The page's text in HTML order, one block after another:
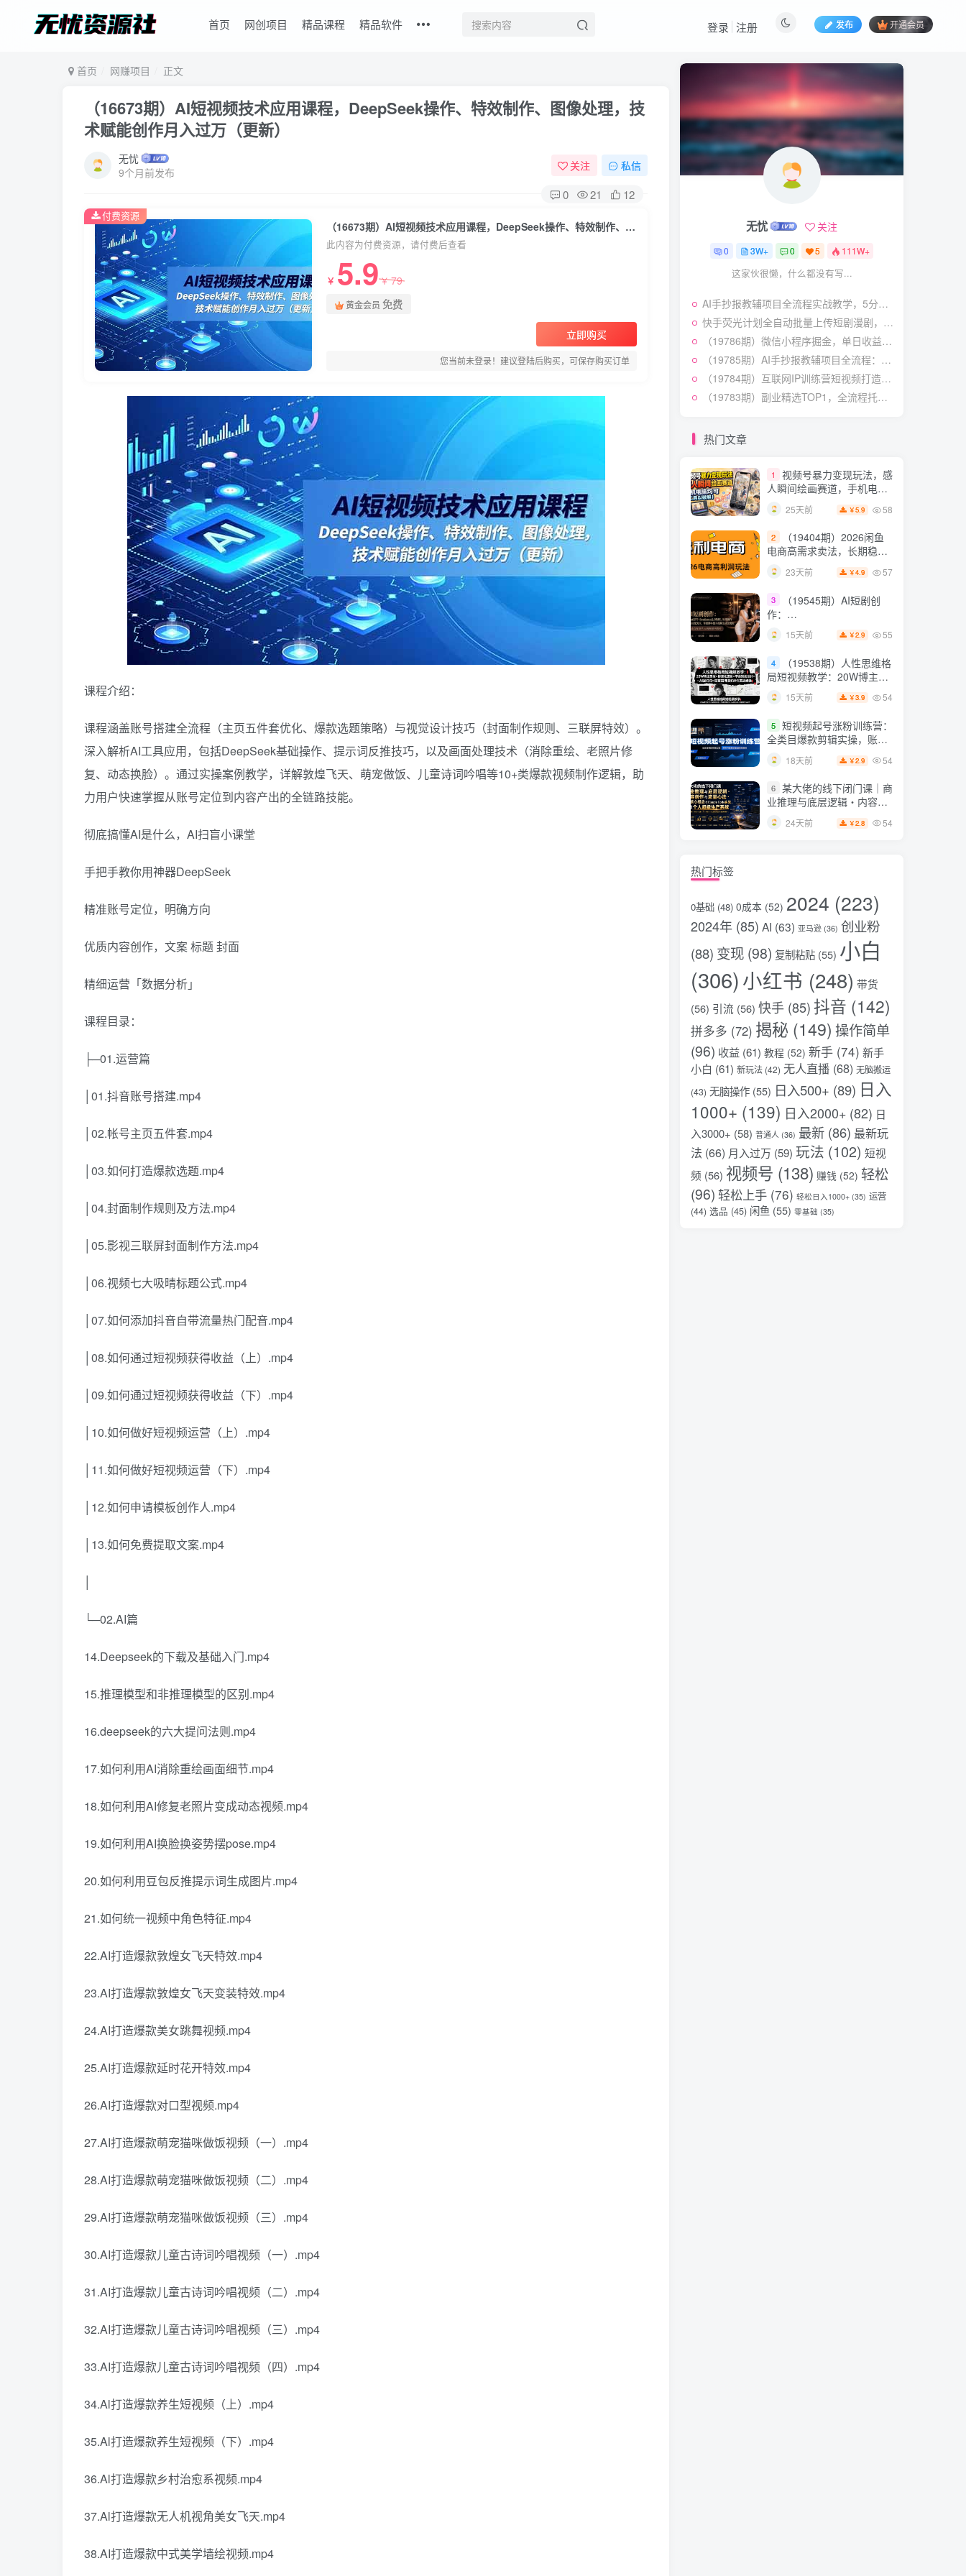
首页 网创项目 精品课程 精品软件 发布 开通会员
登录 注册
首页 网赚项目 正文
（16673期）AI短视频技术应用课程，DeepSeek操作、特效制作、图像处理，技
术赋能创作月入过万（更新）
无忧
9个月前发布
关注 私信
0 21 12
（16673期）AI短视频技术应用课程，DeepSeek操作、特效制作、图像处理，技术赋能创作月入过万（更新）
此内容为付费资源，请付费后查看
￥ 5.9￥79
黄金会员 免费
立即购买
您当前未登录！建议登陆后购买，可保存购买订单
付费资源
课程介绍：
课程涵盖账号搭建全流程（主页五件套优化、爆款选题策略）与视觉设计技巧（封面制作规则、三联屏特效）。
深入解析AI工具应用，包括DeepSeek基础操作、提示词反推技巧，以及画面处理技术（消除重绘、老照片修
复、动态换脸）。通过实操案例教学，详解敦煌飞天、萌宠做饭、儿童诗词吟唱等10+类爆款视频制作逻辑，助
力用户快速掌握从账号定位到内容产出的全链路技能。
彻底搞懂AI是什么，AI扫盲小课堂
手把手教你用神器DeepSeek
精准账号定位，明确方向
优质内容创作，文案 标题 封面
精细运营「数据分析」
课程目录：
├─01.运营篇
│01.抖音账号搭建.mp4
│02.帐号主页五件套.mp4
│03.如何打造爆款选题.mp4
│04.封面制作规则及方法.mp4
│05.影视三联屏封面制作方法.mp4
│06.视频七大吸晴标题公式.mp4
│07.如何添加抖音自带流量热门配音.mp4
│08.如何通过短视频获得收益（上）.mp4
│09.如何通过短视频获得收益（下）.mp4
│10.如何做好短视频运营（上）.mp4
│11.如何做好短视频运营（下）.mp4
│12.如何申请模板创作人.mp4
│13.如何免费提取文案.mp4
└─02.AI篇
14.Deepseek的下载及基础入门.mp4
15.推理模型和非推理模型的区别.mp4
16.deepseek的六大提问法则.mp4
17.如何利用AI消除重绘画面细节.mp4
18.如何利用AI修复老照片变成动态视频.mp4
19.如何利用AI换脸换姿势摆pose.mp4
20.如何利用豆包反推提示词生成图片.mp4
21.如何统一视频中角色特征.mp4
22.AI打造爆款敦煌女飞天特效.mp4
23.AI打造爆款敦煌女飞天变装特效.mp4
24.AI打造爆款美女跳舞视频.mp4
25.AI打造爆款延时花开特效.mp4
26.AI打造爆款对口型视频.mp4
27.AI打造爆款萌宠猫咪做饭视频（一）.mp4
28.AI打造爆款萌宠猫咪做饭视频（二）.mp4
29.AI打造爆款萌宠猫咪做饭视频（三）.mp4
30.AI打造爆款儿童古诗词吟唱视频（一）.mp4
31.AI打造爆款儿童古诗词吟唱视频（二）.mp4
32.AI打造爆款儿童古诗词吟唱视频（三）.mp4
33.AI打造爆款儿童古诗词吟唱视频（四）.mp4
34.Al打造爆款养生短视频（上）.mp4
35.Al打造爆款养生短视频（下）.mp4
36.Al打造爆款乡村治愈系视频.mp4
37.Al打造爆款无人机视角美女飞天.mp4
38.AI打造爆款中式美学墙绘视频.mp4
视频号暴力变现玩法，感
人瞬间绘画赛道，手机电脑
均可
25天前 ￥ 5.9 58
（19404期）2026闲鱼
电商高需求卖法，长期稳定
3 （19545期）AI短剧创
作：
ChatGPT+Seedance2.0教
程，从零制作恶毒女配短
全流程
15天前
4
（19538期）人性思维格
局短视频教学：20W博主亲
授×标准化流程×字幕封面设
计×AI提示词×橱窗带货6W
件实战经验
15天前
5 短视频起号涨粉训练营：
全类目爆款剪辑实操，账号
节奏规划复盘落地教程
18天前 ￥2.9
个人超级生产系统【录音
+图片】
无忧 关注
0 3W+ 0 5 111W+
这家伙很懒，什么都没有写...
AI手抄报教辅项目全流程实战教学，5分钟做的一套手抄报，卖了2000多份，操作简单，月入1W+
快手荧光计划全自动批量上传短剧漫剧，每天轻松几张【揭秘】
（19786期）微信小程序掘金，单日收益稳定300+，四种收入来源，真正的靠谱可落地项目
（19785期）AI手抄报教辅项目全流程：对标拆解×封面制作×AI原创内容×多平台发布×私域引流×网盘变现
（19784期）互联网IP训练营短视频打造课；先忘掉错误认知，解析百亿曝光真相，重新树立内容创作方向感与收入模型认知
（19783期）副业精选TOP1，全流程托管，24小时见收益，单号轻松日入500+
热门文章
1
视频号暴力变现玩法，感
人瞬间绘画赛道，手机电脑
均可
25天前 ￥5.9 58
2
（19404期）2026闲鱼
电商高需求卖法，长期稳定
可做，一单利润300
23天前 ￥4.9 57
3
（19545期）AI短剧创
作：
ChatGPT+Seedance2.0教
程，从零制作恶毒女配短
全流程
15天前 ￥2.9 55
4
（19538期）人性思维格
局短视频教学：20W博主亲
授×标准化流程×字幕封面设
计×AI提示词×橱窗带货6W
件实战经验
15天前 ￥3.9 54
5 短视频起号涨粉训练营：
全类目爆款剪辑实操，账号
节奏规划复盘落地教程
18天前 ￥2.9 54
6 某大佬的线下闭门课｜商
业推理与底层逻辑・内容创
作与流量心法・AI核心概念
与Claude Code实战，打造
24天前 ￥2.8 54
热门标签
0基础 (48) 0成本 (52) 2024 (223)
2024年 (85) AI (63) 亚马逊 (36) 创业粉
(88) 变现 (98) 复制粘贴 (55) 小白
(306)小红书 (248) 带货
(56) 引流 (56) 快手 (85) 抖音 (142)
拼多多 (72) 揭秘 (149) 操作简单
(96) 收益 (61) 教程 (52) 新手 (74) 新手
小白 (61) 新玩法 (42) 无人直播 (68) 无脑搬运
(43) 无脑操作 (55) 日入500+ (89) 日入
1000+ (139) 日入2000+ (82) 日
入3000+ (58) 普通人 (36) 最新 (86) 最新玩
法 (66) 月入过万 (59) 玩法 (102) 短视
频 (56) 视频号 (138) 赚钱 (52) 轻松
(96) 轻松上手 (76) 轻松日入1000+ (35) 运营
(44) 选品 (45) 闲鱼 (55) 零基础 (35)